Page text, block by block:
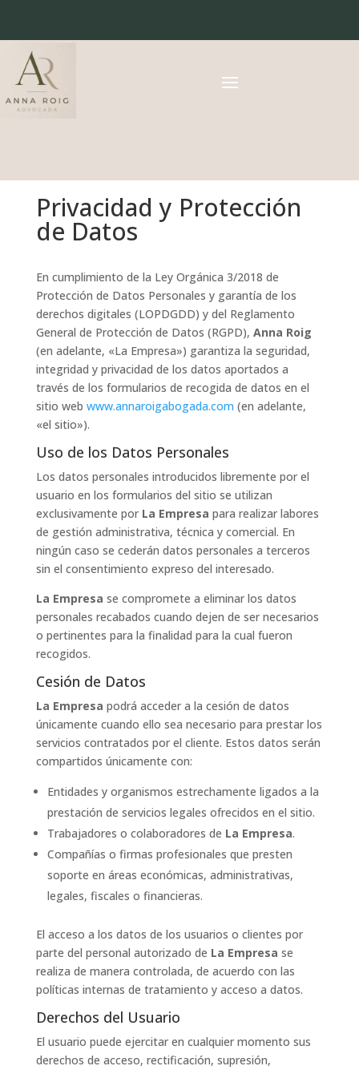
Privacidad y Protección
de Datos
En cumplimiento de la Ley Orgánica 3/2018 de
Protección de Datos Personales y garantía de los
derechos digitales (LOPDGDD) y del Reglamento
General de Protección de Datos (RGPD), Anna Roig
(en adelante, «La Empresa») garantiza la seguridad,
integridad y privacidad de los datos aportados a
través de los formularios de recogida de datos en el
sitio web www.annaroigabogada.com (en adelante,
«el sitio»).
Uso de los Datos Personales
Los datos personales introducidos libremente por el
usuario en los formularios del sitio se utilizan
exclusivamente por La Empresa para realizar labores
de gestión administrativa, técnica y comercial. En
ningún caso se cederán datos personales a terceros
sin el consentimiento expreso del interesado.
La Empresa se compromete a eliminar los datos
personales recabados cuando dejen de ser necesarios
o pertinentes para la finalidad para la cual fueron
recogidos.
Cesión de Datos
La Empresa podrá acceder a la cesión de datos
únicamente cuando ello sea necesario para prestar los
servicios contratados por el cliente. Estos datos serán
compartidos únicamente con:
Entidades y organismos estrechamente ligados a la
prestación de servicios legales ofrecidos en el sitio.
Trabajadores o colaboradores de La Empresa.
Compañías o firmas profesionales que presten
soporte en áreas económicas, administrativas,
legales, fiscales o financieras.
El acceso a los datos de los usuarios o clientes por
parte del personal autorizado de La Empresa se
realiza de manera controlada, de acuerdo con las
políticas internas de tratamiento y acceso a datos.
Derechos del Usuario
El usuario puede ejercitar en cualquier momento sus
derechos de acceso, rectificación, supresión,